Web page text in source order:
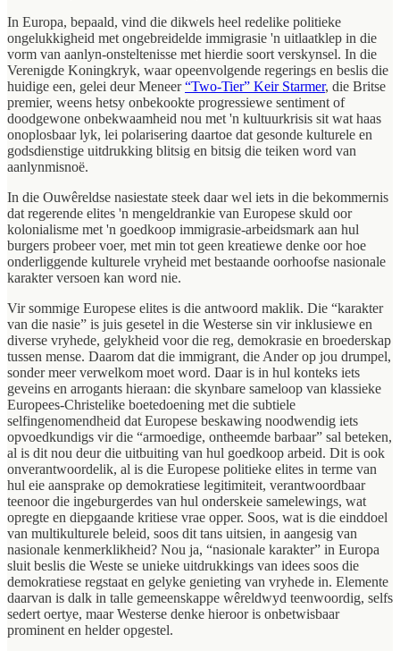
In Europa, bepaald, vind die dikwels heel redelike politieke
ongelukkigheid met ongebreidelde immigrasie 'n uitlaatklep in die
vorm van aanlyn-onsteltenisse met hierdie soort verskynsel. In die
Verenigde Koningkryk, waar opeenvolgende regerings en beslis die
huidige een, gelei deur Meneer“Two-Tier” Keir Starmer, die Britse
premier, weens hetsy onbekookte progressiewe sentiment of
doodgewone onbekwaamheid nou met 'n kultuurkrisis sit wat haas
onoplosbaar lyk, lei polarisering daartoe dat gesonde kulturele en
godsdienstige uitdrukking blitsig en bitsig die teiken word van
aanlynmisnoë.
In die Ouwêreldse nasiestate steek daar wel iets in die bekommernis
dat regerende elites 'n mengeldrankie van Europese skuld oor
kolonialisme met 'n goedkoop immigrasie-arbeidsmark aan hul
burgers probeer voer, met min tot geen kreatiewe denke oor hoe
onderliggende kulturele vryheid met bestaande oorhoofse nasionale
karakter versoen kan word nie.
Vir sommige Europese elites is die antwoord maklik. Die “karakter
van die nasie” is juis gesetel in die Westerse sin vir inklusiewe en
diverse vryhede, gelykheid voor die reg, demokrasie en broederskap
tussen mense. Daarom dat die immigrant, die Ander op jou drumpel,
sonder meer verwelkom moet word. Daar is in hul konteks iets
geveins en arrogants hieraan: die skynbare sameloop van klassieke
Europees-Christelike boetedoening met die subtiele
selfingenomendheid dat Europese beskawing noodwendig iets
opvoedkundigs vir die “armoedige, ontheemde barbaar” sal beteken,
al is dit nou deur die uitbuiting van hul goedkoop arbeid. Dit is ook
onverantwoordelik, al is die Europese politieke elites in terme van
hul eie aansprake op demokratiese legitimiteit, verantwoordbaar
teenoor die ingeburgerdes van hul onderskeie samelewings, wat
opregte en diepgaande kritiese vrae opper. Soos, wat is die einddoel
van multikulturele beleid, soos dit tans uitsien, in aangesig van
nasionale kenmerklikheid? Nou ja, “nasionale karakter” in Europa
sluit beslis die Weste se unieke uitdrukkings van idees soos die
demokratiese regstaat en gelyke genieting van vryhede in. Elemente
daarvan is dalk in talle gemeenskappe wêreldwyd teenwoordig, selfs
sedert oertye, maar Westerse denke hieroor is onbetwisbaar
prominent en helder opgestel.